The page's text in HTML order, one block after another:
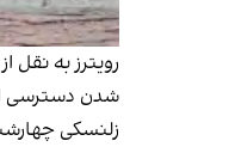
رویترز به نقل
شدن دسترسی